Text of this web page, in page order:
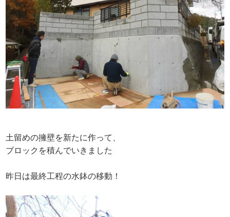
土留めの擁壁を新たに作って、
ブロックを積んでいきました
昨日は最終工程の水鉢の移動！